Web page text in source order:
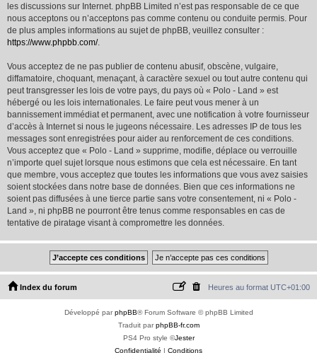
les discussions sur Internet. phpBB Limited n’est pas responsable de ce que
nous acceptons ou n’acceptons pas comme contenu ou conduite permis. Pour
de plus amples informations au sujet de phpBB, veuillez consulter :
https://www.phpbb.com/.
Vous acceptez de ne pas publier de contenu abusif, obscène, vulgaire,
diffamatoire, choquant, menaçant, à caractère sexuel ou tout autre contenu qui
peut transgresser les lois de votre pays, du pays où « Polo - Land » est
hébergé ou les lois internationales. Le faire peut vous mener à un
bannissement immédiat et permanent, avec une notification à votre fournisseur
d’accès à Internet si nous le jugeons nécessaire. Les adresses IP de tous les
messages sont enregistrées pour aider au renforcement de ces conditions.
Vous acceptez que « Polo - Land » supprime, modifie, déplace ou verrouille
n’importe quel sujet lorsque nous estimons que cela est nécessaire. En tant
que membre, vous acceptez que toutes les informations que vous avez saisies
soient stockées dans notre base de données. Bien que ces informations ne
soient pas diffusées à une tierce partie sans votre consentement, ni « Polo -
Land », ni phpBB ne pourront être tenus comme responsables en cas de
tentative de piratage visant à compromettre les données.
Index du forum Heures au format UTC+01:00
Développé parphpBB® Forum Software © phpBB Limited
Traduit parphpBB-fr.com
PS4 Pro style ©Jester
Confidentialité | Conditions